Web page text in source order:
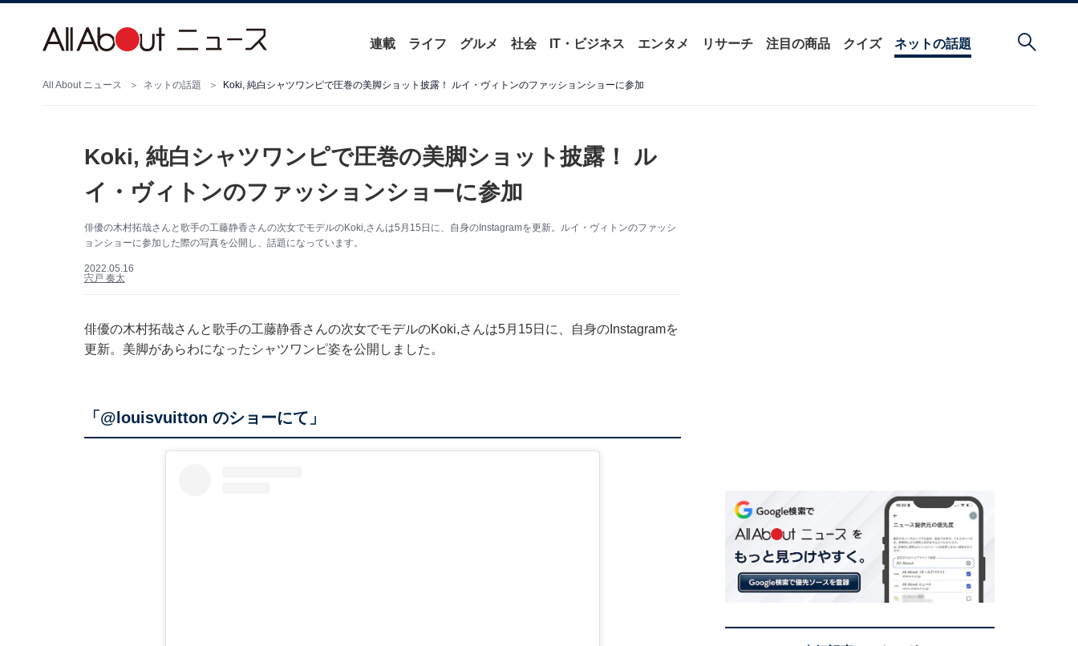
連載 ライフ グルメ 社会 IT・ビジネス エンタメ リサーチ 注目の商品 クイズ ネットの話題
All About ニュース ネットの話題 Koki, 純白シャツワンピで圧巻の美脚ショット披露！ ルイ・ヴィトンのファッションショーに参加
Koki, 純白シャツワンピで圧巻の美脚ショット披露！ ル
イ・ヴィトンのファッションショーに参加
俳優の木村拓哉さんと歌手の工藤静香さんの次女でモデルのKoki,さんは5月15日に、自身のInstagramを更新。ルイ・ヴィトンのファッシ
ョンショーに参加した際の写真を公開し、話題になっています。
2022.05.16
宍戸 奏太
俳優の木村拓哉さんと歌手の工藤静香さんの次女でモデルのKoki,さんは5月15日に、自身のInstagramを
更新。美脚があらわになったシャツワンピ姿を公開しました。
「@louisvuitton のショーにて」